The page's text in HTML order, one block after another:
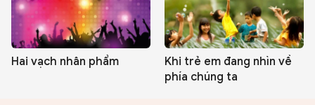
Hai vạch nhân phẩm
Khi trẻ em đang nhìn về
phía chúng ta